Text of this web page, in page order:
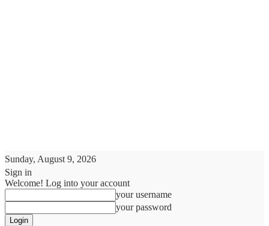
Sunday, August 9, 2026
Sign in
Welcome! Log into your account
your username
your password